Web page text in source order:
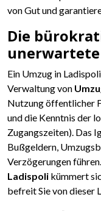
von Gut und
Die
Ein Umzug in
Verwaltung von
Nutzung öffentlicher
und die Kenntnis der
Zugangszeiten). Das
Bußgeldern,
Verzögerungen
Ladispoli kümmert
befreit Sie von dieser